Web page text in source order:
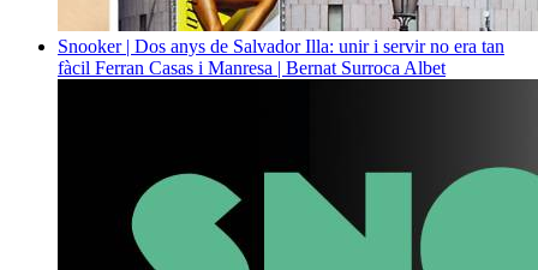
Snooker | Dos anys de Salvador Illa: unir i servir no era tan
fàcil Ferran Casas i Manresa | Bernat Surroca Albet